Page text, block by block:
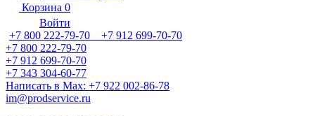
Корзина 0
Войти
+7 800 222-79-70 +7 912 699-70-70
+7 800 222-79-70
+7 912 699-70-70
+7 343 304-60-77
Написать в Max: +7 922 002-86-78
im@prodservice.ru